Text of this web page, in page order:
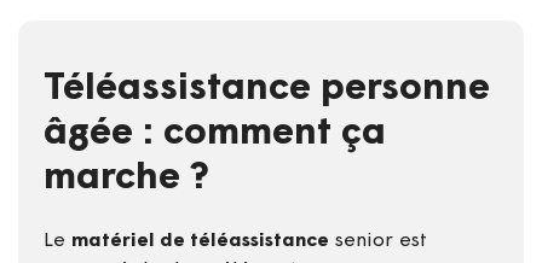
Téléassistance personne
âgée : comment ça
marche ?
Le matériel de téléassistance senior est